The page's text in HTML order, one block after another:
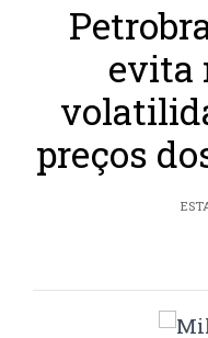
evita
preços